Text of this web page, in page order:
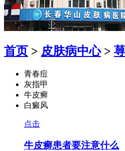
首页 > 皮肤病中心>
青春痘
灰指甲
牛皮癣
白癜风
点击
牛皮癣患者要注意什么